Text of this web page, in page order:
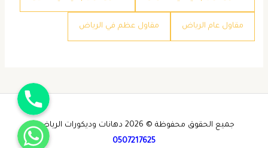
مقاول عام الرياض مقاول عظم في الرياض
جميع الحقوق محفوظة © 2026 دهانات وديكورات الرياض -
0507217625
جوال
واتساب